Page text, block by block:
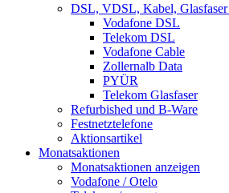
DSL, VDSL, Kabel, Glasfaser
Vodafone DSL
Telekom DSL
Vodafone Cable
Zollernalb Data
PYÜR
Telekom Glasfaser
Refurbished und B-Ware
Festnetztelefone
Aktionsartikel
Monatsaktionen
Monatsaktionen anzeigen
Vodafone / Otelo